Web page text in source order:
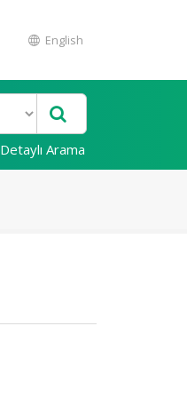
English
Detaylı Arama